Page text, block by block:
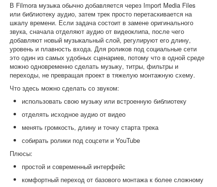
В Filmora музыка обычно добавляется через Import Media Files
или библиотеку аудио, затем трек просто перетаскивается на
шкалу времени. Если задача состоит в замене оригинального
звука, сначала отделяют аудио от видеоклипа, после чего
добавляют новый музыкальный слой, регулируют его длину,
уровень и плавность входа. Для роликов под социальные сети
это один из самых удобных сценариев, потому что в одной среде
можно одновременно сделать музыку, титры, фильтры и
переходы, не превращая проект в тяжелую монтажную схему.
Что здесь можно сделать со звуком:
использовать свою музыку или встроенную библиотеку
отделять исходное аудио от видео
менять громкость, длину и точку старта трека
собирать ролики под соцсети и YouTube
Плюсы:
простой и современный интерфейс
комфортный переход от базового монтажа к более сложному